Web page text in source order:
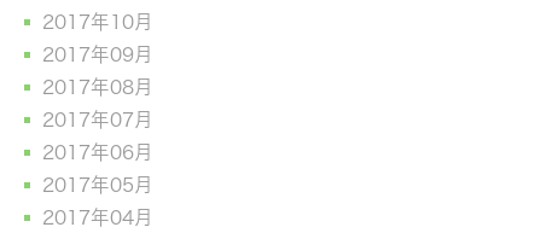
2017年10月
2017年09月
2017年08月
2017年07月
2017年06月
2017年05月
2017年04月